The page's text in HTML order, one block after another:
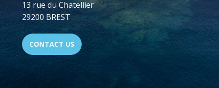
13 rue du Chatellier
29200 BREST
CONTACT US